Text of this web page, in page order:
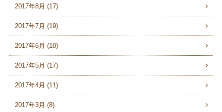
2017年8月 (17)
2017年7月 (19)
2017年6月 (10)
2017年5月 (17)
2017年4月 (11)
2017年3月 (8)